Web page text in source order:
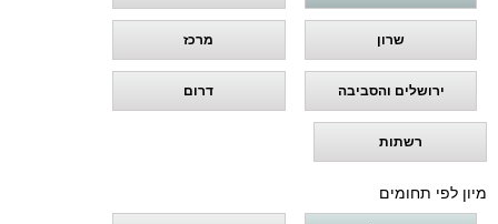
שרון מרכז
ירושלים והסביבה דרום
רשתות
מיון לפי תחומים